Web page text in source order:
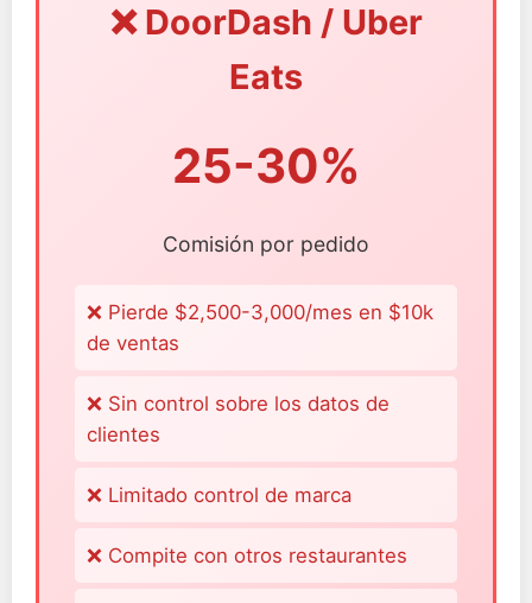
❌ DoorDash / Uber
Eats
25-30%
Comisión por pedido
❌ Pierde $2,500-3,000/mes en $10k
de ventas
❌ Sin control sobre los datos de
clientes
❌ Limitado control de marca
❌ Compite con otros restaurantes